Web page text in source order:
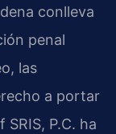
conlleva
penal
las
a portar
P.C. ha